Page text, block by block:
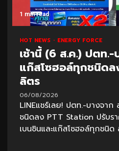
1 min read
HOT NEWS ENERGY FORCE
เช้านี้ (6 ส.ค.) ปตท.-
แก๊สโซฮอล์ทุกชนิด
ลิตร
06/08/2026
LINEแชร์เลย! ปตท.-บางจา
ชนิดลง PTT Station ปรับร
เบนซินและแก๊สโซฮอล์ทุกชนิ